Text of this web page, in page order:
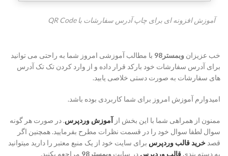
آموزش افزونه ای برای چاپ آدرس سفارشات با QR Code
خب عزیزان وبمستر98
با مطالب آموزشی امروز شما به راحتی می توانید
برای آدرس سفارشات خود بارکد قرار داده و از وارد کردن تک تک آدرس
های سفارشات به صورت دستی خلاصی یابید.
امیدوارم آموزش امروز برای شما کاربردی بوده باشد.
ممنون از همراهی شما با این بخش از آموزش وردپرس. در صورت هر گونه
سوال لطفا سوال خود را در قسمت نظرات مطرح بفرمایید. همچنین اگر
قصد خرید قالب وردپرس برای سایت خود از یک منبع معتبر را دارید میتوانید
به دسته بندی قالب وردپرس در سایت وبمستر98 مراجعه بکنید.